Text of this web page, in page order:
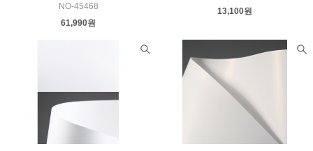
NO-45468
61,990원
13,100원